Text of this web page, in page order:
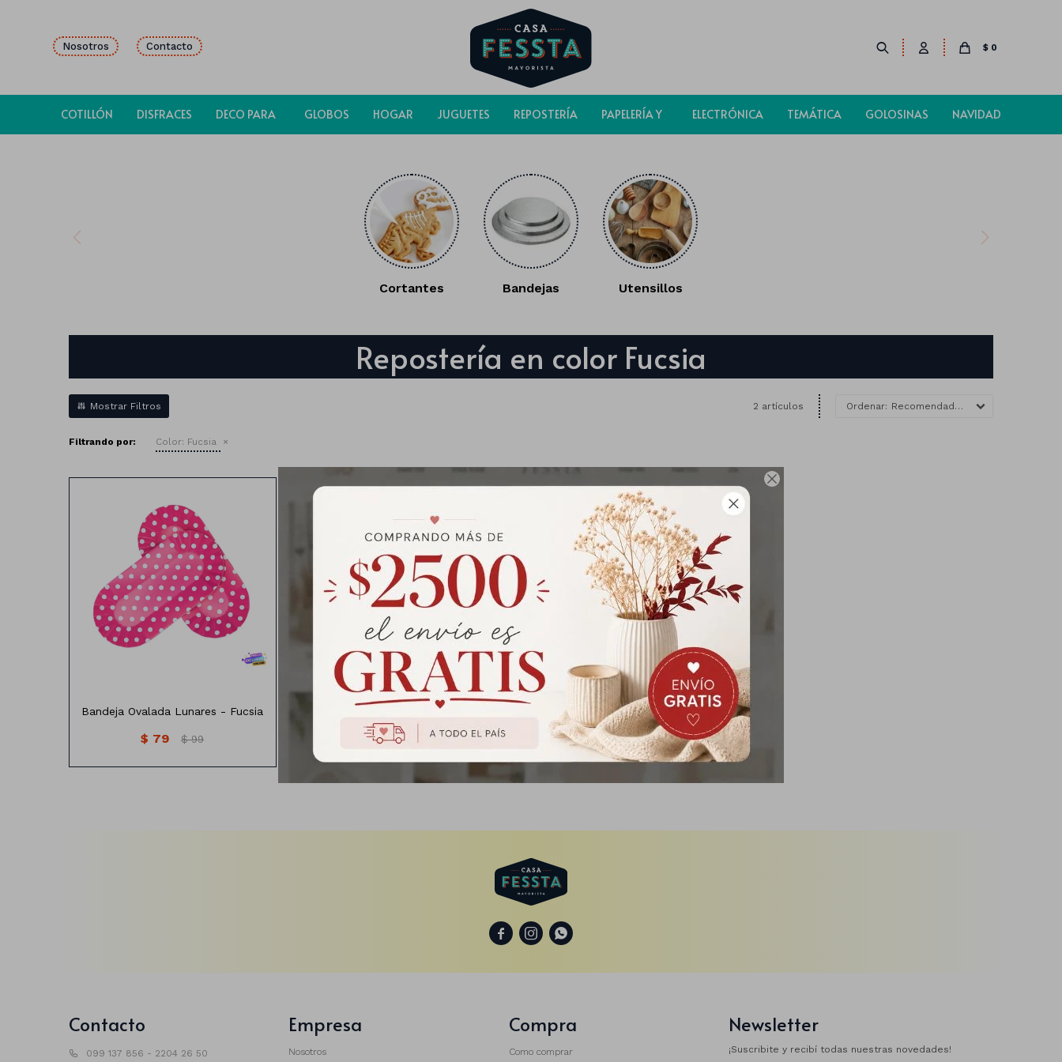

COTILLÓN DISFRACES DECO PARA GLOBOS HOGAR JUGUETES REPOSTERÍA PAPELERÍA Y ELECTRÓNICA TEMÁTICA GOLOSINAS NAVIDAD
$ 0
Nosotros Contacto
Cortantes Bandejas Utensillos
Repostería en color Fucsia
2 artículos Recomendados
Filtrando por: Color: Fucsia
Bandeja Ovalada
20cm x10cm
Bandeja Ovalada Lunares - Fucsia
$ 79 $ 99
Pirotines por 100 und
Pirotines x100 - Fucsia
$
  
Contacto
099 137 856 - 2204 26 50
Empresa
Nosotros
Compra
Como comprar
Newsletter
¡Suscribite y recibí todas nuestras novedades!